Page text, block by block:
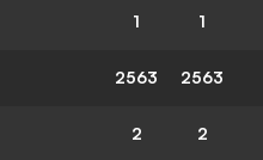
1 1
2563 2563
2 2